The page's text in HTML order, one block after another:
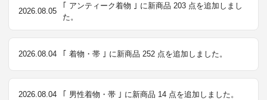
2026.08.05
｢ アンティーク着物 ｣ に新商品 203 点を追加しまし
た。
2026.08.04 ｢ 着物・帯 ｣ に新商品 252 点を追加しました。
2026.08.04 ｢ 男性着物・帯 ｣ に新商品 14 点を追加しました。